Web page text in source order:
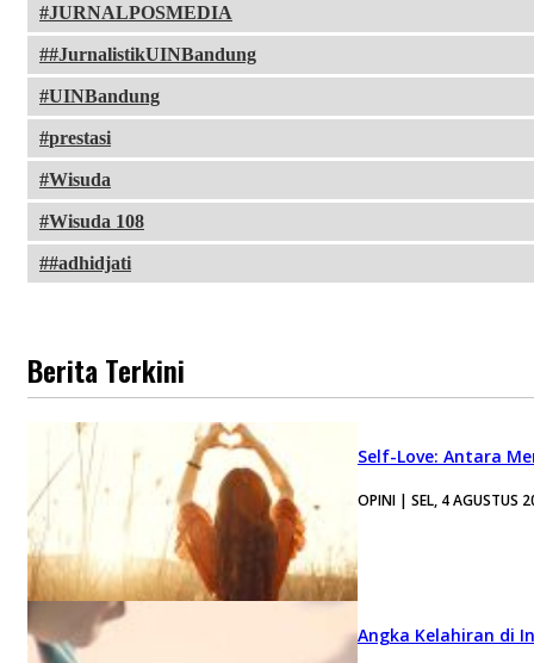
JURNALPOSMEDIA
#JurnalistikUINBandung
UINBandung
prestasi
Wisuda
Wisuda 108
#adhidjati
Berita Terkini
Self-Love: Antara
OPINI | SEL, 4 AGUSTUS
Angka Kelahiran di